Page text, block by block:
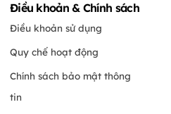
Điều khoản & Chính sách
Điều khoản sử dụng
Quy chế hoạt động
Chính sách bảo mật thông
tin